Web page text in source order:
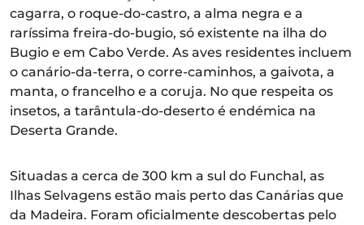
cagarra, o roque-do-castro, a alma negra e a
raríssima freira-do-bugio, só existente na ilha do
Bugio e em Cabo Verde. As aves residentes incluem
o canário-da-terra, o corre-caminhos, a gaivota, a
manta, o francelho e a coruja. No que respeita os
insetos, a tarântula-do-deserto é endémica na
Deserta Grande.
Situadas a cerca de 300 km a sul do Funchal, as
Ilhas Selvagens estão mais perto das Canárias que
da Madeira. Foram oficialmente descobertas pelo